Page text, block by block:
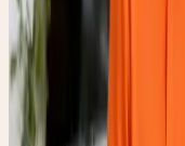
中国家政服务行业十大
全国家庭服务业百强
三、 深度主导政企示